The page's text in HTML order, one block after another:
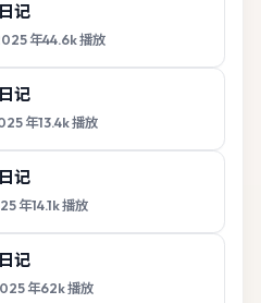
记
年44.6k播放
记
年13.4k播放
记
年14.1k播放
记
年62k播放